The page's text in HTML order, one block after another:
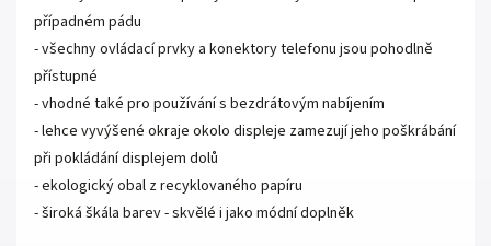
případném pádu
- všechny ovládací prvky a konektory telefonu jsou pohodlně
přístupné
- vhodné také pro používání s bezdrátovým nabíjením
- lehce vyvýšené okraje okolo displeje zamezují jeho poškrábání
při pokládání displejem dolů
- ekologický obal z recyklovaného papíru
- široká škála barev - skvělé i jako módní doplněk